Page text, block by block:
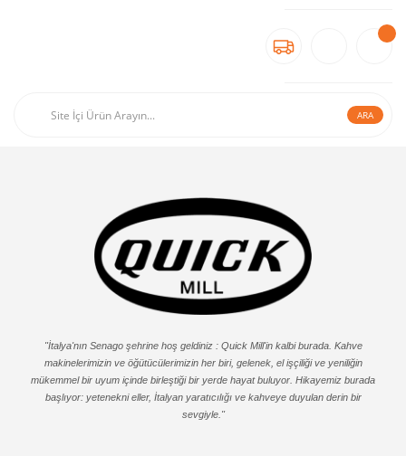
ARA
"İtalya'nın Senago şehrine hoş geldiniz : Quick Mill'in kalbi burada. Kahve
makinelerimizin ve öğütücülerimizin her biri, gelenek, el işçiliği ve yeniliğin
mükemmel bir uyum içinde birleştiği bir yerde hayat buluyor. Hikayemiz burada
başlıyor: yetenekni eller, İtalyan yaratıcılığı ve kahveye duyulan derin bir
sevgiyle."